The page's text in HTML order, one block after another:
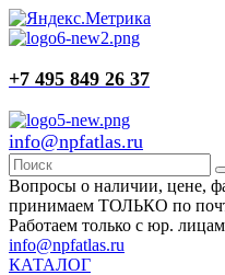
+7 495 849 26 37
info@npfatlas.ru
Вопросы о наличии, цене,
принимаем ТОЛЬКО по
Работаем только с юр.
info@npfatlas.ru
КАТАЛОГ